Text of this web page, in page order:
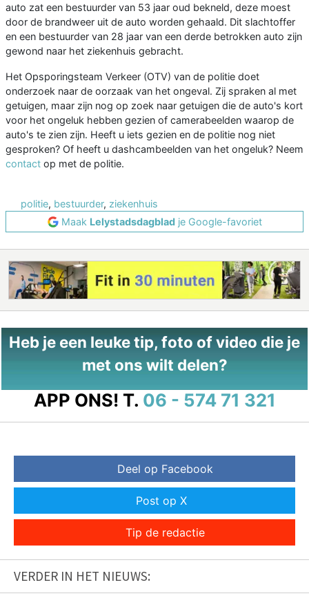
auto zat een bestuurder van 53 jaar oud bekneld, deze moest
door de brandweer uit de auto worden gehaald. Dit slachtoffer
en een bestuurder van 28 jaar van een derde betrokken auto zijn
gewond naar het ziekenhuis gebracht.
Het Opsporingsteam Verkeer (OTV) van de politie doet
onderzoek naar de oorzaak van het ongeval. Zij spraken al met
getuigen, maar zijn nog op zoek naar getuigen die de auto's kort
voor het ongeluk hebben gezien of camerabeelden waarop de
auto's te zien zijn. Heeft u iets gezien en de politie nog niet
gesproken? Of heeft u dashcambeelden van het ongeluk? Neem
contact op met de politie.
politie, bestuurder, ziekenhuis
Maak Lelystadsdagbladje Google-favoriet
Heb je een leuke tip, foto of video die je
met ons wilt delen?
APP ONS! T. 06 - 574 71 321
Deel op Facebook
Post op X
Tip de redactie
VERDER IN HET NIEUWS: